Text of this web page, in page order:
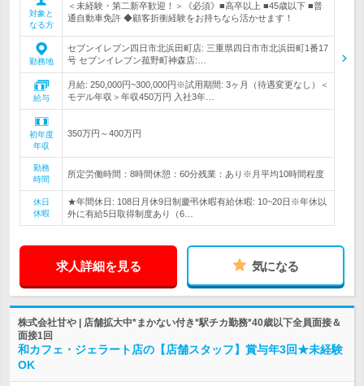
対象と
なる方
＜未経験・第二新卒歓迎！＞《必須》■高卒以上 ■45歳以下 ■普
通自動車免許 ◆顧客折衝経験をお持ちなら活かせます！
勤務地
セブンイレブン四日市北浜田町店: 三重県四日市市北浜田町1番17
号 セブンイレブン菰野町神森店:…
給与
月給: 250,000円~300,000円※試用期間: 3ヶ月（待遇変更なし）＜
モデル年収＞年収450万円 入社3年…
初年度
年収
350万円～400万円
勤務
時間
所定労働時間：8時間休憩：60分残業：あり※月平均10時間程度
休日
休暇
★年間休日: 108日月休9日制慶弔休暇有給休暇: 10~20日※年休以
外に有給5日取得制度あり（6…
求人詳細を見る 気になる
株式会社甘や | 店舗拡大中*まかない付き*駅チカ勤務*40歳以下全員面接＆
面接1回
和カフェ・ジェラート店の【店舗スタッフ】賞与年3回★未経験
OK